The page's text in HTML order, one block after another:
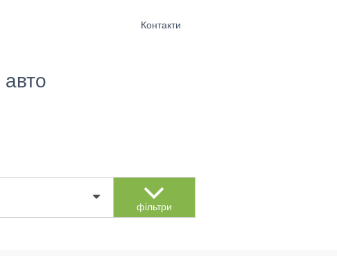
Контакти
авто
фільтри